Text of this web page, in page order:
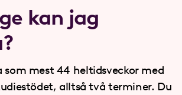
kan jag
som mest 44 heltidsveckor med
alltså två terminer. Du